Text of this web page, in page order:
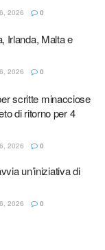
2026 0
Irlanda, Malta e
2026 0
scritte minacciose
di ritorno per 4
2026 0
un’iniziativa di
2026 0